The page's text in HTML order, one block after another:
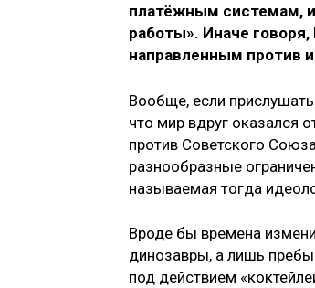
платёжным системам, и
работы». Иначе
направленным против
Вообще, если
что мир вдруг оказался
против Советского
разнообразные
называемая тогда
Вроде бы времена
динозавры, а лишь
под действием